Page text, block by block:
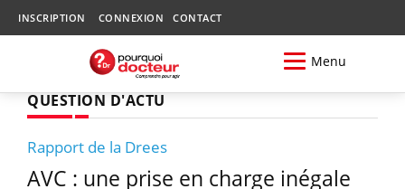
INSCRIPTION CONNEXION CONTACT
Menu
QUESTION D'ACTU
Rapport de la Drees
AVC : une prise en charge inégale